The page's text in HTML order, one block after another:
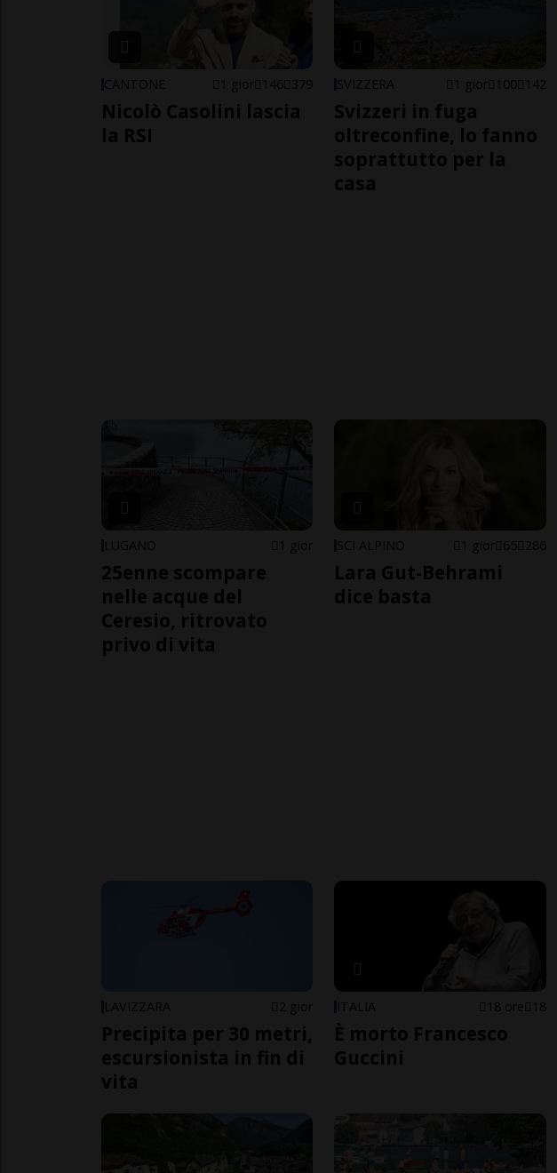
CANTONE 1 gior 146 379
Nicolò Casolini lascia
la RSI
SVIZZERA 1 gior 100 142
Svizzeri in fuga
oltreconfine, lo fanno
soprattutto per la
casa
LUGANO 1 gior
25enne scompare
nelle acque del
Ceresio, ritrovato
privo di vita
SCI ALPINO 1 gior 65 286
Lara Gut-Behrami
dice basta
LAVIZZARA 2 gior
Precipita per 30 metri,
escursionista in fin di
vita
ITALIA 18 ore 18
È morto Francesco
Guccini